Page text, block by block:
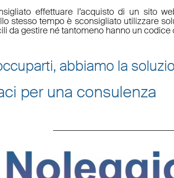
effettuare l’acquisto di un sito
stesso tempo è sconsigliato utilizzare
da gestire né tantomeno hanno un codice
abbiamo la
per una consulenza